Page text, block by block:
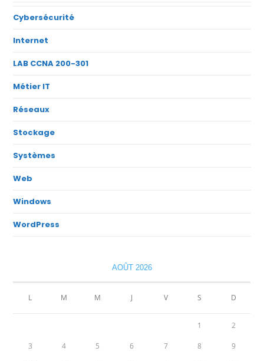
Cybersécurité
Internet
LAB CCNA 200-301
Métier IT
Réseaux
Stockage
Systèmes
Web
Windows
WordPress
AOÛT 2026
L M M J V S D
1 2
3 4 5 6 7 8 9